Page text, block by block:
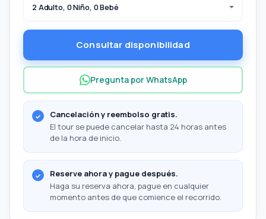
2 Adulto, 0 Niño, 0 Bebé
Consultar disponibilidad
Pregunta por WhatsApp
Cancelación y reembolso gratis.
El tour se puede cancelar hasta 24 horas antes
de la hora de inicio.
Reserve ahora y pague después.
Haga su reserva ahora, pague en cualquier
momento antes de que comience el recorrido.